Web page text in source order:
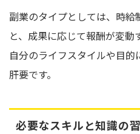
副業のタイプとしては、時
と、成果に応じて報酬が変動
自分のライフスタイルや目
肝要です。
必要なスキルと知識の